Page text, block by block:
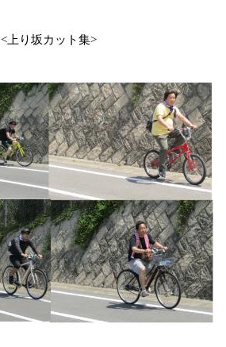
<上り坂カット集>